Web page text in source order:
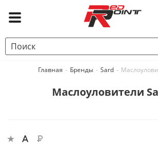
Главная - Бренды - Sard -
Маслоуловители